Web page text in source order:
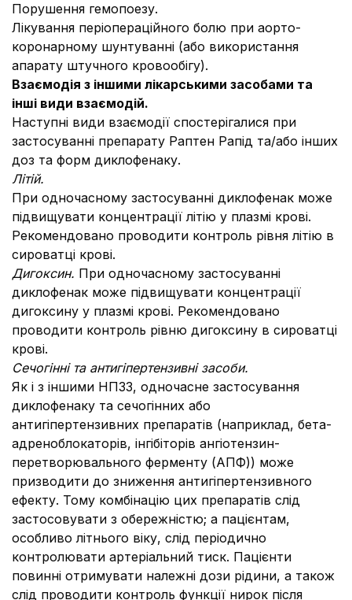
Порушення гемопоезу.
Лікування періопераційного болю при аорто-
коронарному шунтуванні (або використання
апарату штучного кровообігу).
Взаємодія з іншими лікарськими засобами та
інші види взаємодій.
Наступні види взаємодії спостерігалися при
застосуванні препарату Раптен Рапід та/або інших
доз та форм диклофенаку.
Літій.
При одночасному застосуванні диклофенак може
підвищувати концентрації літію у плазмі крові.
Рекомендовано проводити контроль рівня літію в
сироватці крові.
Дигоксин. При одночасному застосуванні
диклофенак може підвищувати концентрації
дигоксину у плазмі крові. Рекомендовано
проводити контроль рівню дигоксину в сироватці
крові.
Сечогінні та антигіпертензивні засоби.
Як і з іншими НПЗЗ, одночасне застосування
диклофенаку та сечогінних або
антигіпертензивних препаратів (наприклад, бета-
адреноблокаторів, інгібіторів ангіотензин-
перетворювального ферменту (АПФ)) може
призводити до зниження антигіпертензивного
ефекту. Тому комбінацію цих препаратів слід
застосовувати з обережністю; а пацієнтам,
особливо літнього віку, слід періодично
контролювати артеріальний тиск. Пацієнти
повинні отримувати належні дози рідини, а також
слід проводити контроль функції нирок після